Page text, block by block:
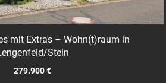
mit Extras – Wohn(t)raum in
Stein
279.900 €